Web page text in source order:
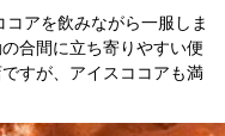
コアを飲みながら一服しま
合間に立ち寄りやすい便
すが、アイスココアも満